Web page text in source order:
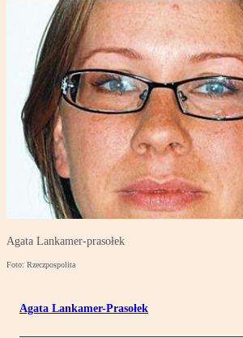
Agata Lankamer-prasołek
Foto: Rzeczpospolita
Agata Lankamer-Prasołek